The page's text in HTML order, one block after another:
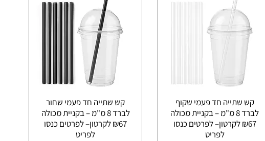
קש שתייה חד פעמי שקוף
לברד 8 מ"מ – בקניית מכולה
₪67 לקרטון– לפרטים כנסו
לפריט
קש שתייה חד פעמי שחור
לברד 8 מ"מ – בקניית מכולה
₪67 לקרטון– לפרטים כנסו
לפריט